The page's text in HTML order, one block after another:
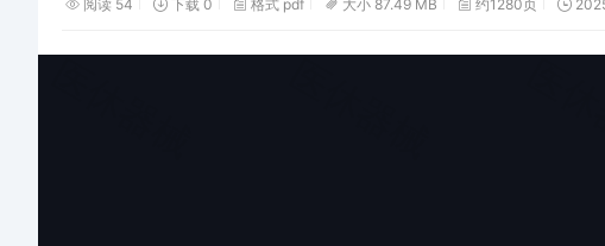
阅读 54 下载 0 格式 pdf 大小 87.49 MB 约1280页